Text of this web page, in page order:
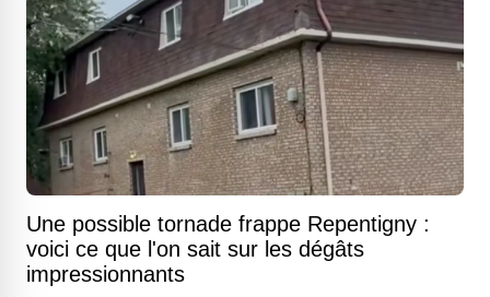
Une possible tornade frappe Repentigny :
voici ce que l'on sait sur les dégâts
impressionnants